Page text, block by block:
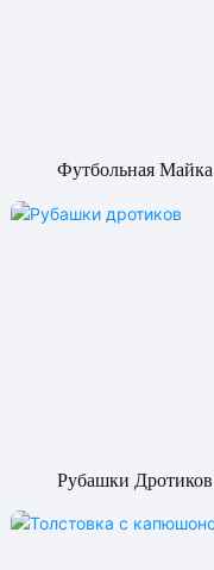
Футбольная Майка
Рубашки Дротиков